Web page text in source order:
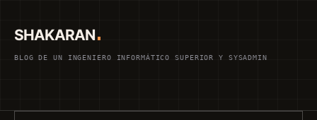
contenido
SHAKARAN
BLOG DE UN INGENIERO INFORMÁTICO SUPERIOR Y SYSADMIN